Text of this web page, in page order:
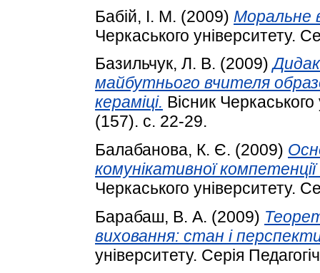
Бабій, І. М. (2009) Моральне
Черкаського університету.
Базильчук, Л. В. (2009)
майбутнього вчителя
кераміці. Вісник Черкаського
(157). с. 22-29.
Балабанова, К. Є. (2009)
комунікативної
Черкаського університету.
Барабаш, В. А. (2009)
виховання: стан і
університету. Серія